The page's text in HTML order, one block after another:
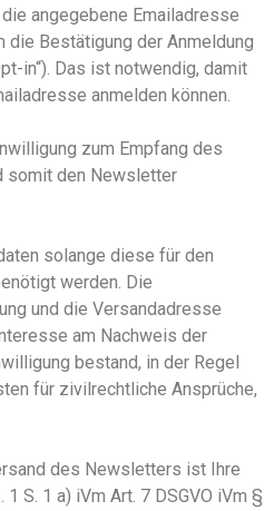
angegebene Emailadresse
die Bestätigung der Anmeldung
in“). Das ist notwendig, damit
anmelden können.
zum Empfang des
somit den Newsletter
solange diese für den
werden. Die
und die Versandadresse
am Nachweis der
bestand, in der Regel
für zivilrechtliche Ansprüche,
des Newsletters ist Ihre
1 S. 1 a) iVm Art. 7 DSGVO iVm §